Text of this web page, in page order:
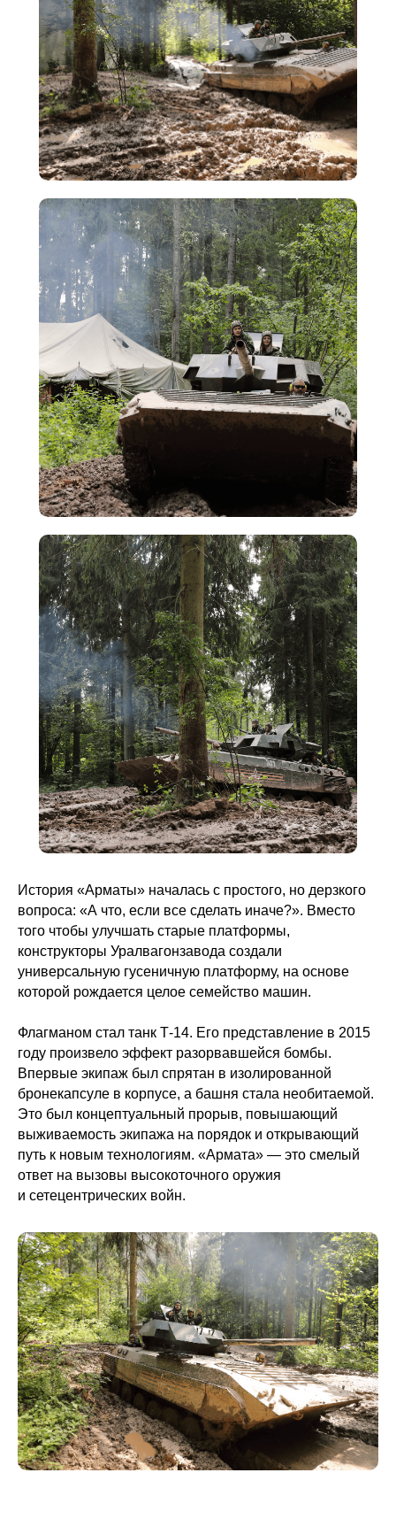
История «Арматы» началась с простого, но дерзкого
вопроса: «А что, если все сделать иначе?». Вместо
того чтобы улучшать старые платформы,
конструкторы Уралвагонзавода создали
универсальную гусеничную платформу, на основе
которой рождается целое семейство машин.
Флагманом стал танк Т-14. Его представление в 2015
году произвело эффект разорвавшейся бомбы.
Впервые экипаж был спрятан в изолированной
бронекапсуле в корпусе, а башня стала необитаемой.
Это был концептуальный прорыв, повышающий
выживаемость экипажа на порядок и открывающий
путь к новым технологиям. «Армата» — это смелый
ответ на вызовы высокоточного оружия
и сетецентрических войн.